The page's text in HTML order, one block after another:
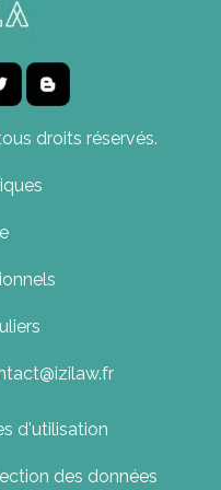
droits réservés.
d'utilisation
des données